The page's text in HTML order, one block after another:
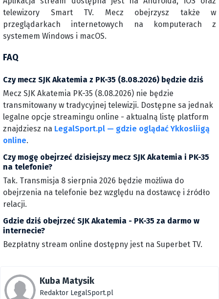
telewizory Smart TV. Mecz obejrzysz także w
przeglądarkach internetowych na komputerach z
systemem Windows i macOS.
FAQ
Czy mecz SJK Akatemia z PK-35 (8.08.2026) będzie dziś
Mecz SJK Akatemia PK-35 (8.08.2026) nie będzie
transmitowany w tradycyjnej telewizji. Dostępne sa jednak
legalne opcje streamingu online - aktualną listę platform
znajdziesz na LegalSport.pl — gdzie oglądać Ykkosliigą
online.
Czy mogę obejrzeć dzisiejszy mecz SJK Akatemia i PK-35
na telefonie?
Tak. Transmisja 8 sierpnia 2026 będzie możliwa do
obejrzenia na telefonie bez względu na dostawcę i źródło
relacji.
Gdzie dziś obejrzeć SJK Akatemia - PK-35 za darmo w
internecie?
Bezpłatny stream online dostępny jest na Superbet TV.
Kuba Matysik
Redaktor LegalSport.pl